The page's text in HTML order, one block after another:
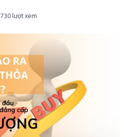
730 lượt xem